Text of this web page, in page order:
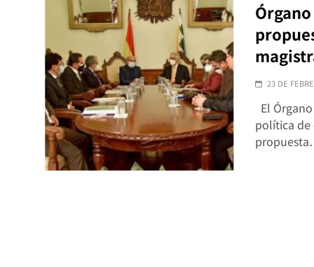
23 DE
El
política de